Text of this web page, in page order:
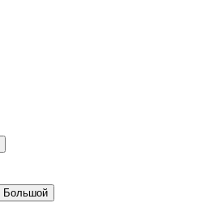
Большой